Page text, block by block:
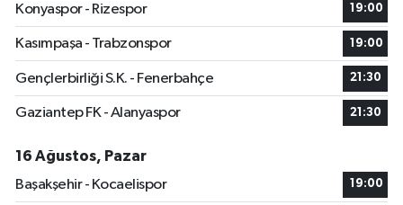
Konyaspor - Rizespor
19:00
Kasımpaşa - Trabzonspor 19:00
Gençlerbirliği S.K. - Fenerbahçe 21:30
Gaziantep FK - Alanyaspor 21:30
16 Ağustos, Pazar
Başakşehir - Kocaelispor
19:00